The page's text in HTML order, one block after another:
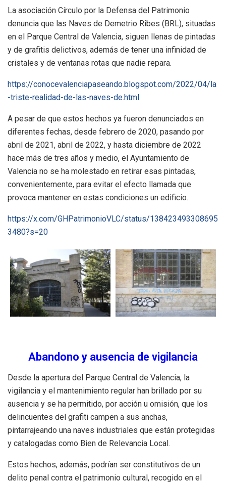
La asociación Círculo por la Defensa del Patrimonio
denuncia que las Naves de Demetrio Ribes (BRL), situadas
en el Parque Central de Valencia, siguen llenas de pintadas
y de grafitis delictivos, además de tener una infinidad de
cristales y de ventanas rotas que nadie repara.
https://conocevalenciapaseando.blogspot.com/2022/04/la
-triste-realidad-de-las-naves-de.html
A pesar de que estos hechos ya fueron denunciados en
diferentes fechas, desde febrero de 2020, pasando por
abril de 2021, abril de 2022, y hasta diciembre de 2022
hace más de tres años y medio, el Ayuntamiento de
Valencia no se ha molestado en retirar esas pintadas,
convenientemente, para evitar el efecto llamada que
provoca mantener en estas condiciones un edificio.
https://x.com/GHPatrimonioVLC/status/138423493308695
3480?s=20
Abandono y ausencia de vigilancia
Desde la apertura del Parque Central de Valencia, la
vigilancia y el mantenimiento regular han brillado por su
ausencia y se ha permitido, por acción u omisión, que los
delincuentes del grafiti campen a sus anchas,
pintarrajeando una naves industriales que están protegidas
y catalogadas como Bien de Relevancia Local.
Estos hechos, además, podrían ser constitutivos de un
delito penal contra el patrimonio cultural, recogido en el